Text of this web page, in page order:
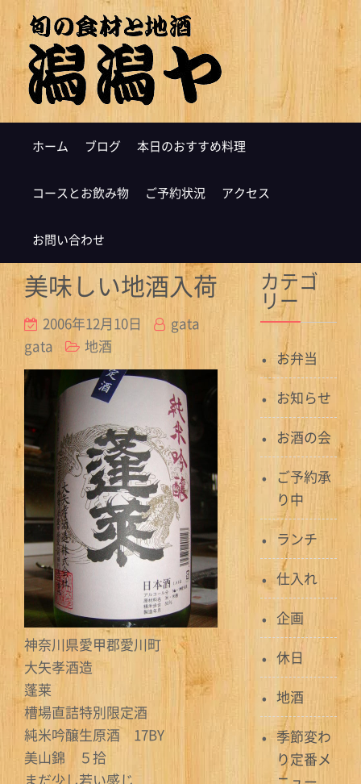
ホーム ブログ 本日のおすすめ料理
コースとお飲み物 ご予約状況 アクセス
お問い合わせ
美味しい地酒入荷
2006年12月10日
gata
gata
地酒
神奈川県愛甲郡愛川町
大矢孝酒造
蓬莱
槽場直詰特別限定酒
純米吟醸生原酒 17BY
美山錦 ５拾
まだ少し若い感じ
カテゴ
リー
お弁当
お知らせ
お酒の会
ご予約承
り中
ランチ
仕入れ
企画
休日
地酒
季節変わ
り定番メ